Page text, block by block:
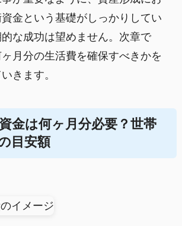
金という基礎がしっかりしてい
な成功は望めません。次章で
月分の生活費を確保すべきかを
きます。
金は何ヶ月分必要？世帯
目安額